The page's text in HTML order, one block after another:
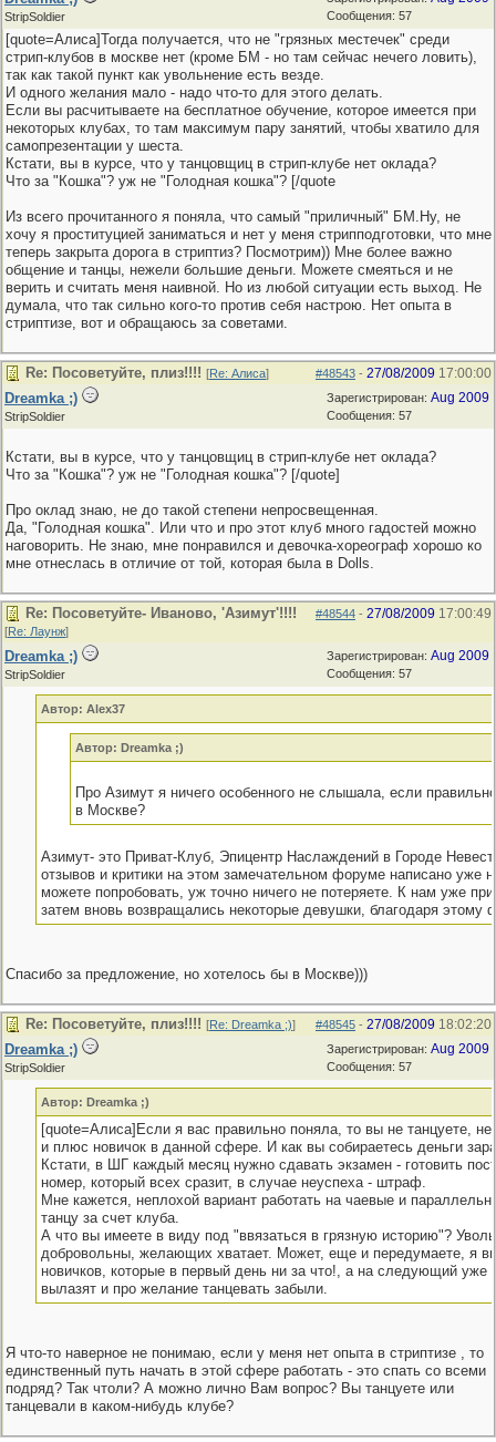
Сообщения: 57
StripSoldier
[quote=Алиса]Тогда получается, что не "грязных местечек" среди
стрип-клубов в москве нет (кроме БМ - но там сейчас нечего ловить),
так как такой пункт как увольнение есть везде.
И одного желания мало - надо что-то для этого делать.
Если вы расчитываете на бесплатное обучение, которое имеется при
некоторых клубах, то там максимум пару занятий, чтобы хватило для
самопрезентации у шеста.
Кстати, вы в курсе, что у танцовщиц в стрип-клубе нет оклада?
Что за "Кошка"? уж не "Голодная кошка"? [/quote
Из всего прочитанного я поняла, что самый "приличный" БМ.Ну, не
хочу я проституцией заниматься и нет у меня стрипподготовки, что мне
теперь закрыта дорога в стриптиз? Посмотрим)) Мне более важно
общение и танцы, нежели большие деньги. Можете смеяться и не
верить и считать меня наивной. Но из любой ситуации есть выход. Не
думала, что так сильно кого-то против себя настрою. Нет опыта в
стриптизе, вот и обращаюсь за советами.
#48543 - 27/08/2009 17:00:00
Re: Посоветуйте, плиз!!!! [Re: Алиса]
Зарегистрирован: Aug 2009
Сообщения: 57
Dreamka ;)
StripSoldier
Кстати, вы в курсе, что у танцовщиц в стрип-клубе нет оклада?
Что за "Кошка"? уж не "Голодная кошка"? [/quote]
Про оклад знаю, не до такой степени непросвещенная.
Да, "Голодная кошка". Или что и про этот клуб много гадостей можно
наговорить. Не знаю, мне понравился и девочка-хореограф хорошо ко
мне отнеслась в отличие от той, которая была в Dolls.
#48544 - 27/08/2009 17:00:49
Re: Посоветуйте- Иваново, 'Азимут'!!!!
[Re: Лаунж]
Зарегистрирован: Aug 2009
Сообщения: 57
Dreamka ;)
StripSoldier
Автор: Alex37
Автор: Dreamka ;)
Про Азимут я ничего особенного не слышала, если
в Москве?
Азимут- это Приват-Клуб, Эпицентр Наслаждений в Городе
отзывов и критики на этом замечательном форуме написано уже
можете попробовать, уж точно ничего не потеряете. К нам уже
затем вновь возвращались некоторые девушки, благодаря этому
Спасибо за предложение, но хотелось бы в Москве)))
#48545 - 27/08/2009 18:02:20
Re: Посоветуйте, плиз!!!! [Re: Dreamka ;)]
Зарегистрирован: Aug 2009
Сообщения: 57
Dreamka ;)
StripSoldier
Автор: Dreamka ;)
[quote=Алиса]Если я вас правильно поняла, то вы не танцуете, не
и плюс новичок в данной сфере. И как вы собираетесь деньги
Кстати, в ШГ каждый месяц нужно сдавать экзамен - готовить
номер, который всех сразит, в случае неуспеха - штраф.
Мне кажется, неплохой вариант работать на чаевые и
танцу за счет клуба.
А что вы имеете в виду под "ввязаться в грязную историю"?
добровольны, желающих хватает. Может, еще и передумаете, я
новичков, которые в первый день ни за что!, а на следующий уже
вылазят и про желание танцевать забыли.
Я что-то наверное не понимаю, если у меня нет опыта в стриптизе , то
единственный путь начать в этой сфере работать - это спать со всеми
подряд? Так чтоли? А можно лично Вам вопрос? Вы танцуете или
танцевали в каком-нибудь клубе?